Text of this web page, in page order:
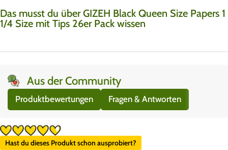
Das musst du über GIZEH Black Queen Size Papers 1
1/4 Size mit Tips 26er Pack wissen
Aus der Community
Produktbewertungen Fragen & Antworten
Hast du dieses Produkt schon ausprobiert?